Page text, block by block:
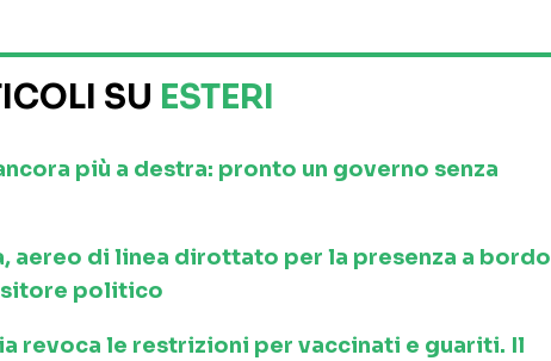
SU ESTERI
più a destra: pronto un governo senza
aereo di linea dirottato per la presenza a bordo
politico
revoca le restrizioni per vaccinati e guariti. Il